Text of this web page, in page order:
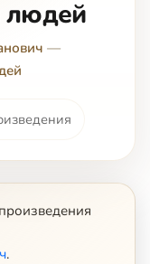
людей
—
.